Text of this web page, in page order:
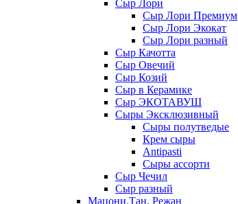
Сыр Лори
Сыр Лори Премиум
Сыр Лори Экокат
Сыр Лори разный
Сыр Качотта
Сыр Овечий
Сыр Козий
Сыр в Керамике
Сыр ЭКОТАВУШ
Сыры Эксклюзивный
Сыры полутведые
Крем сыры
Antipasti
Сыры ассорти
Сыр Чечил
Сыр разный
Мацони.Тан. Режан